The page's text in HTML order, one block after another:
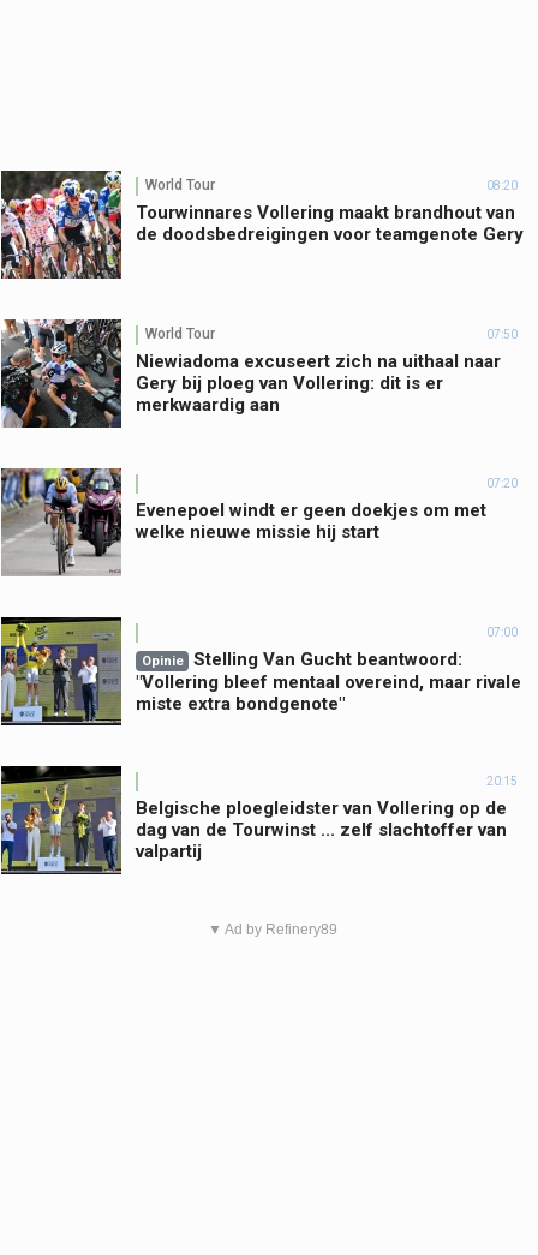
World Tour 08:20
Tourwinnares Vollering maakt brandhout van
de doodsbedreigingen voor teamgenote Gery
World Tour 07:50
Niewiadoma excuseert zich na uithaal naar
Gery bij ploeg van Vollering: dit is er
merkwaardig aan
07:20
Evenepoel windt er geen doekjes om met
welke nieuwe missie hij start
07:00
Opinie
Stelling Van Gucht beantwoord:
"Vollering bleef mentaal overeind, maar rivale
miste extra bondgenote"
20:15
Belgische ploegleidster van Vollering op de
dag van de Tourwinst ... zelf slachtoffer van
valpartij
▼ Ad by Refinery89